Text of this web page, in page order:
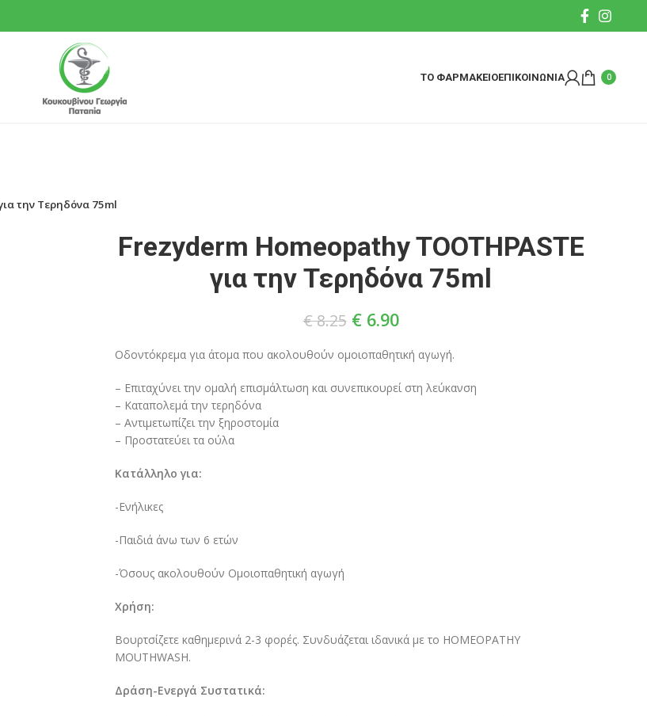
ΤΟ ΦΑΡΜΑΚΕΙΟΕΠΙΚΟΙΝΩΝΙΑ 0
την Τερηδόνα 75ml
Frezyderm Homeopathy TOOTHPASTE
για την Τερηδόνα 75ml
€8.25 €6.90
Οδοντόκρεμα για άτομα που ακολουθούν ομοιοπαθητική αγωγή.
– Επιταχύνει την ομαλή επισμάλτωση και συνεπικουρεί στη λεύκανση
– Καταπολεμά την τερηδόνα
– Αντιμετωπίζει την ξηροστομία
– Προστατεύει τα ούλα
Κατάλληλο για:
-Ενήλικες
-Παιδιά άνω των 6 ετών
-Όσους ακολουθούν Ομοιοπαθητική αγωγή
Χρήση:
Βουρτσίζετε καθημερινά 2-3 φορές. Συνδυάζεται ιδανικά με το HOMEOPATHY
MOUTHWASH.
Δράση-Ενεργά Συστατικά: